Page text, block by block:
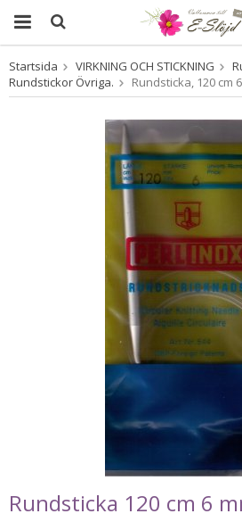
Produkten har blivit tillagd i
Startsida VIRKNING OCH STICKNING
Rundstickor Övriga.
Rundsticka, 120 cm
Rundsticka 120 cm 6